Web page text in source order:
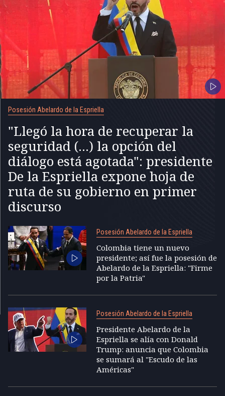
Posesión Abelardo de la Espriella
"Llegó la hora de recuperar la
seguridad (...) la opción del
diálogo está agotada": presidente
De la Espriella expone hoja de
ruta de su gobierno en primer
discurso
Posesión Abelardo de la Espriella
Colombia tiene un nuevo
presidente; así fue la posesión de
Abelardo de la Espriella: "Firme
por la Patria"
Posesión Abelardo de la Espriella
Presidente Abelardo de la
Espriella se alía con Donald
Trump: anuncia que Colombia
se sumará al "Escudo de las
Américas"